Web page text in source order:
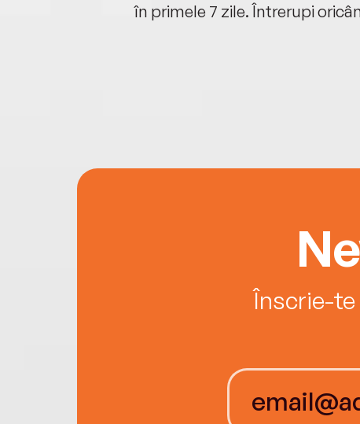
în primele 7 zile. Întrerupi
Înscrie-